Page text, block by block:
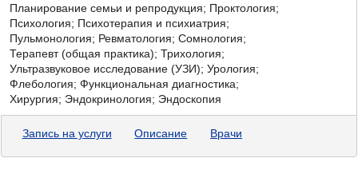
Планирование семьи и репродукция; Проктология;
Психология; Психотерапия и психиатрия;
Пульмонология; Ревматология; Сомнология;
Терапевт (общая практика); Трихология;
Ультразвуковое исследование (УЗИ); Урология;
Флебология; Функциональная диагностика;
Хирургия; Эндокринология; Эндоскопия
Запись на услуги Описание Врачи